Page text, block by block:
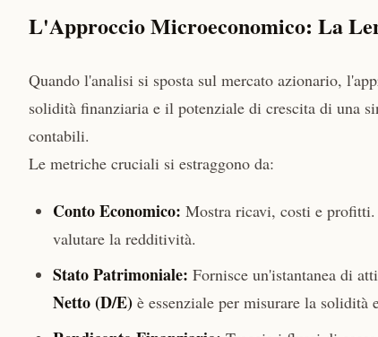
L'Approccio Microeconomico: La
Quando l'analisi si sposta sul mercato azionario,
solidità finanziaria e il potenziale di crescita di una
contabili.
Le metriche cruciali si estraggono da:
Conto Economico: Mostra ricavi, costi e
valutare la redditività.
Stato Patrimoniale: Fornisce un'istantanea di
Netto (D/E) è essenziale per misurare la solidità